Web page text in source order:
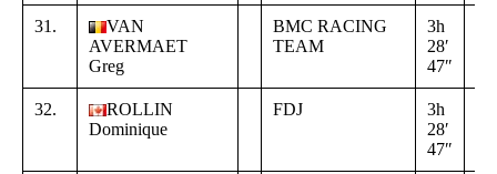
31.
VAN
AVERMAET
Greg
BMC RACING
TEAM
3h
28′
47″
32.
ROLLIN
Dominique
FDJ
3h
28′
47″